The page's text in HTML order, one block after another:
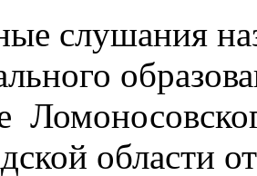
слушания
области